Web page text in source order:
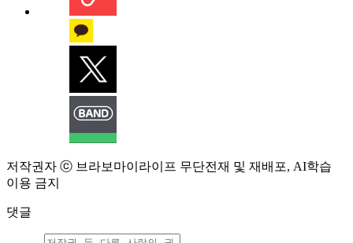
저작권자 ⓒ 브라보마이라이프 무단전재 및 재배포, AI학습
이용 금지
댓글